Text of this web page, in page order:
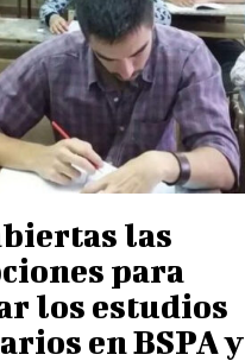
las
para
los estudios
en BSPA y